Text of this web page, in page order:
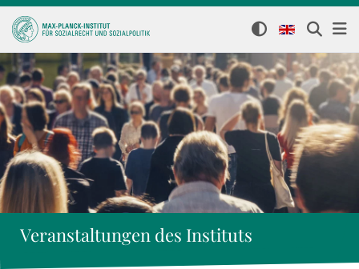
Veranstaltungen des Instituts